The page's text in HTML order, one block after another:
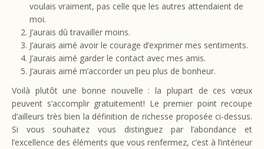
voulais vraiment, pas celle que les autres attendaient de
moi.
J’aurais dû travailler moins.
J’aurais aimé avoir le courage d’exprimer mes sentiments.
J’aurais aimé garder le contact avec mes amis.
J’aurais aimé m’accorder un peu plus de bonheur.
Voilà plutôt une bonne nouvelle : la plupart de ces vœux
peuvent s’accomplir gratuitement! Le premier point recoupe
d’ailleurs très bien la définition de richesse proposée ci-dessus.
Si vous souhaitez vous distinguez par l’abondance et
l’excellence des éléments que vous renfermez, c’est à l’intérieur